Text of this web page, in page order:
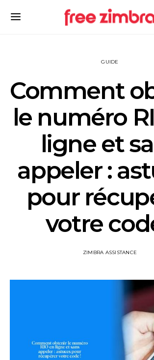
GUIDE
Comment
le numéro
ligne et
appeler :
pour
votre
ZIMBRA ASSISTANCE